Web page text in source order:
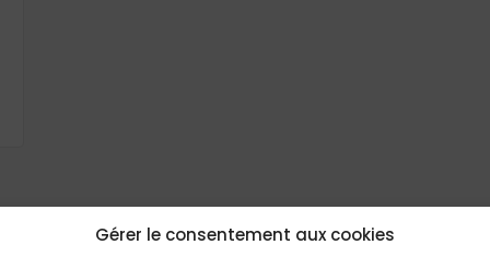
Gérer le consentement aux cookies